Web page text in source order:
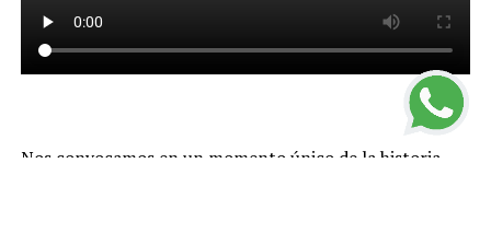
Nos convocamos en un momento único de la historia